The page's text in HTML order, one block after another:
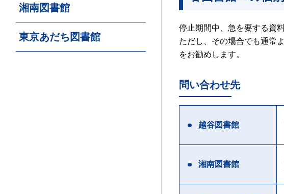
停止期間中、急を要する資
ただし、その場合でも通常
をお勧めします。
問い合わせ先
越谷図書館
湘南図書館
湘南図書館
東京あだち図書館